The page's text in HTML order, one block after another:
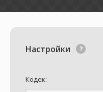
Настройки
Кодек: